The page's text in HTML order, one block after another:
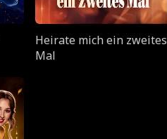
Heirate mich ein zweites
Mal